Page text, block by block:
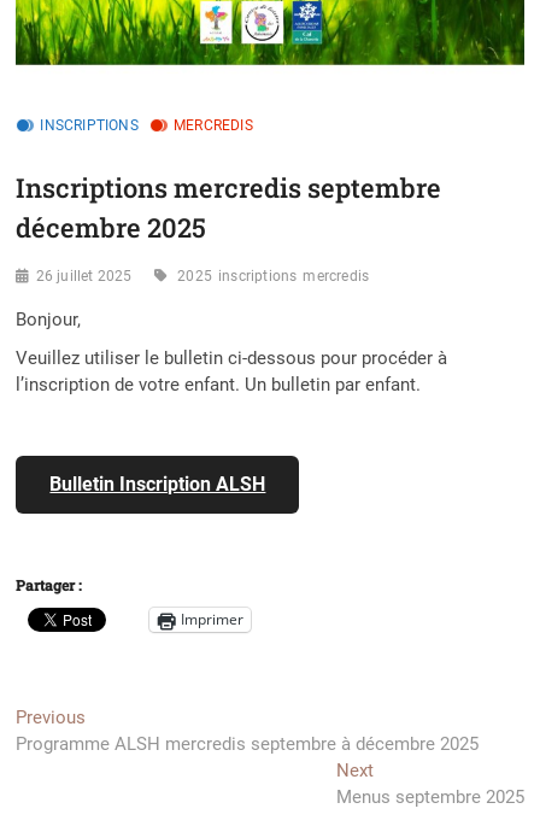
INSCRIPTIONS MERCREDIS
Inscriptions mercredis septembre
décembre 2025
26 juillet 2025 2025 inscriptions mercredis
Bonjour,
Veuillez utiliser le bulletin ci-dessous pour procéder à
l’inscription de votre enfant. Un bulletin par enfant.
Bulletin Inscription ALSH
Partager :
Imprimer
Navigation
de
Previous
post:
Programme ALSH mercredis septembre à décembre 2025
NextNext
post:
Menus septembre 2025